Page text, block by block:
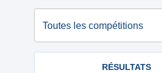
Toutes les compétitions
RÉSULTATS